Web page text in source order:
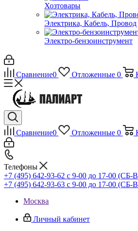
Хозтовары
Электрика, Кабель, Провод
Электро-бензоинструмент
Сравнение0 Отложенные 0
Сравнение0 Отложенные 0
Телефоны
+7 (495) 642-93-62 c 9-00 до 17-00 (СБ-
+7 (495) 642-93-63 c 9-00 до 17-00 (СБ-
Москва
Личный кабинет